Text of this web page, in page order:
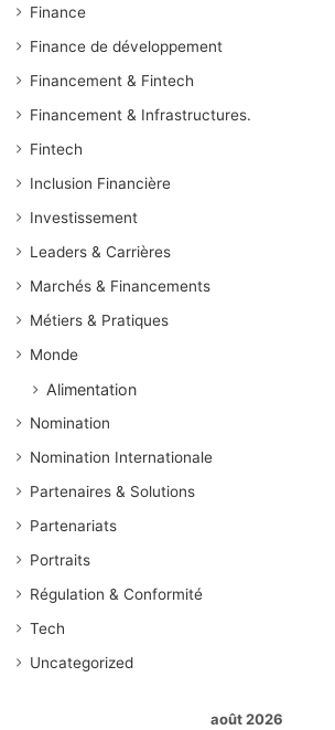
Finance
Finance de développement
Financement & Fintech
Financement & Infrastructures.
Fintech
Inclusion Financière
Investissement
Leaders & Carrières
Marchés & Financements
Métiers & Pratiques
Monde
Alimentation
Nomination
Nomination Internationale
Partenaires & Solutions
Partenariats
Portraits
Régulation & Conformité
Tech
Uncategorized
août 2026